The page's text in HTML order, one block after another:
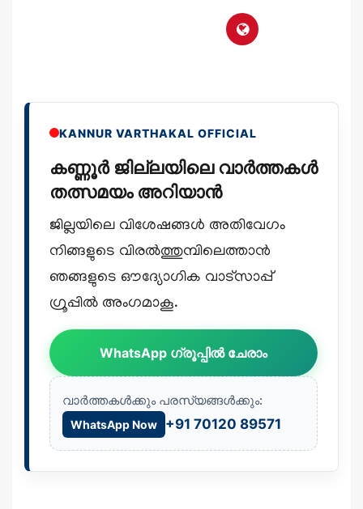
KANNUR VARTHAKAL OFFICIAL
കണ്ണൂർ ജില്ലയിലെ വാർത്തകൾ
തത്സമയം അറിയാൻ
ജില്ലയിലെ വിശേഷങ്ങൾ അതിവേഗം
നിങ്ങളുടെ വിരൽത്തുമ്പിലെത്താൻ
ഞങ്ങളുടെ ഔദ്യോഗിക വാട്സാപ്പ്
ഗ്രൂപ്പിൽ അംഗമാകൂ.
WhatsApp ഗ്രൂപ്പിൽ ചേരാം
വാർത്തകൾക്കും പരസ്യങ്ങൾക്കും:
WhatsApp Now +91 70120 89571